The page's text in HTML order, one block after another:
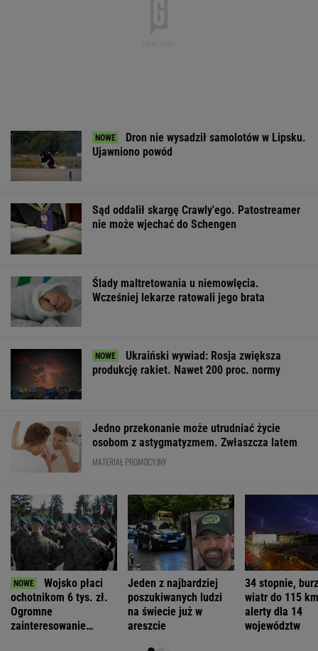
Dron nie wysadził samolotów w Lipsku.
Ujawniono powód
Sąd oddalił skargę Crawly'ego. Patostreamer
nie może wjechać do Schengen
Ślady maltretowania u niemowlęcia.
Wcześniej lekarze ratowali jego brata
Ukraiński wywiad: Rosja zwiększa
produkcję rakiet. Nawet 200 proc. normy
Jedno przekonanie może utrudniać życie
osobom z astygmatyzmem. Zwłaszcza latem
MATERIAŁ PROMOCYJNY
Wojsko płaci
ochotnikom 6 tys. zł.
Ogromne
zainteresowanie
Jeden z najbardziej
poszukiwanych ludzi
na świecie już w
areszcie
34 stopnie,
wiatr do 115
alerty dla 14
województw